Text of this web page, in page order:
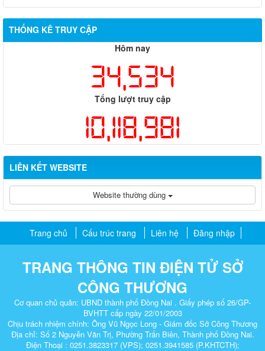
THỐNG KÊ TRUY CẬP
Hôm nay
34,534
Tổng lượt truy cập
10,118,981
LIÊN KẾT WEBSITE
Website thường dùng
Trang chủ Cấu trúc trang Liên hệ Đăng nhập
TRANG THÔNG TIN ĐIỆN TỬ SỞ
CÔNG THƯƠNG
Cơ quan chủ quản: UBND thành phố Đồng Nai . Giấy phép số 26/GP-
BVHTT cấp ngày 22/01/2003
Chịu trách nhiệm chính: Ông Vũ Ngọc Long - Giám đốc Sở Công Thương
Địa chỉ: Số 2 Nguyễn Văn Trị, Phường Trấn Biên, Thành phố Đồng Nai.
Điện Thoại : 0251.3823317 (VPS); 0251.3941585 (P.KHTCTH);